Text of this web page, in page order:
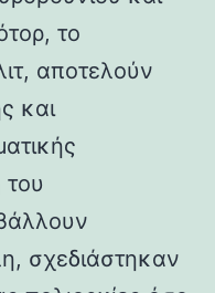
το
αποτελούν
και
του
σχεδιάστηκαν